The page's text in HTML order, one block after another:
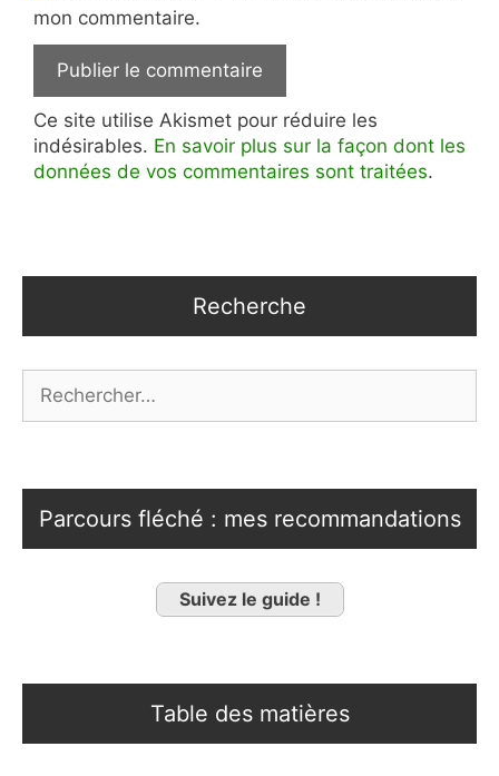
mon commentaire.
Ce site utilise Akismet pour réduire les
indésirables. En savoir plus sur la façon dont les
données de vos commentaires sont traitées.
Recherche
Parcours fléché : mes recommandations
Suivez le guide !
Table des matières